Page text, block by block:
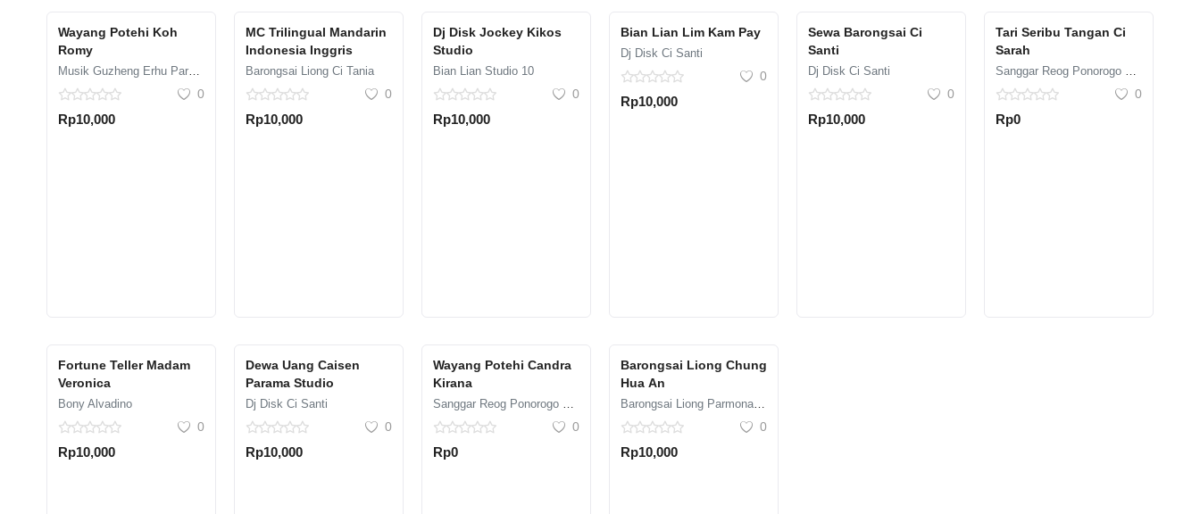
Wayang Potehi Koh
Romy
Musik Guzheng Erhu Parama Studio
0
Rp10,000
MC Trilingual Mandarin
Indonesia Inggris
Barongsai Liong Ci Tania
0
Rp10,000
Dj Disk Jockey Kikos
Studio
Bian Lian Studio 10
0
Rp10,000
Bian Lian Lim Kam Pay
Dj Disk Ci Santi
0
Rp10,000
Sewa Barongsai Ci
Santi
Dj Disk Ci Santi
0
Rp10,000
Tari Seribu Tangan Ci
Sarah
Sanggar Reog Ponorogo Galuh
0
Rp0
Fortune Teller Madam
Veronica
Bony Alvadino
0
Rp10,000
Dewa Uang Caisen
Parama Studio
Dj Disk Ci Santi
0
Rp10,000
Wayang Potehi Candra
Kirana
Sanggar Reog Ponorogo Galuh
0
Rp0
Barongsai Liong Chung
Hua An
Barongsai Liong Parmonas Studio
0
Rp10,000